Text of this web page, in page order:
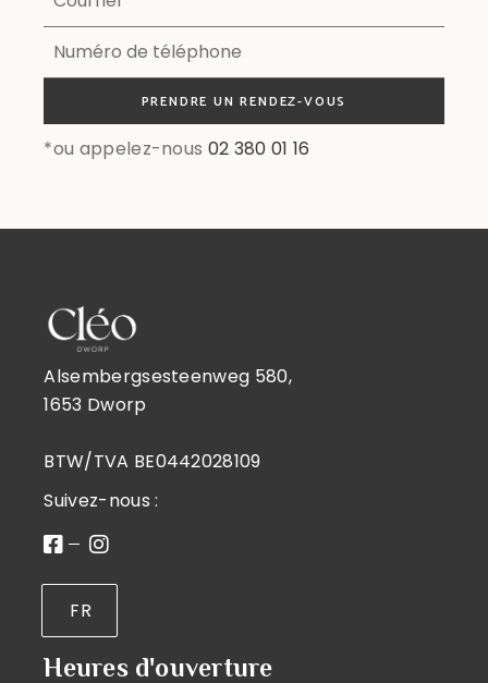
PRENDRE UN RENDEZ-VOUS
*ou appelez-nous 02 380 01 16
Alsembergsesteenweg 580,
1653 Dworp
BTW/TVA BE0442028109
Suivez-nous :
FR
Heures d'ouverture